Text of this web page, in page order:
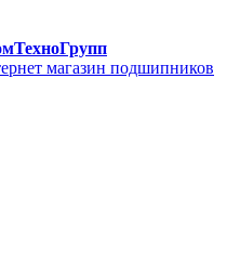
магазин подшипников